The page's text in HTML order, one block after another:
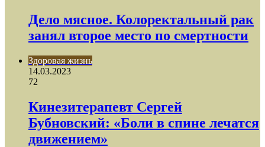
Дело мясное. Колоректальный рак
занял второе место по смертности
Здоровая жизнь
14.03.2023
72
Кинезитерапевт Сергей
Бубновский: «Боли в спине лечатся
движением»